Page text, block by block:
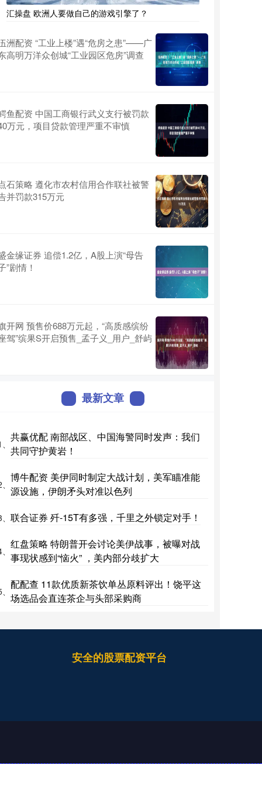
汇操盘 欧洲人要做自己的游戏引擎了？
洲配资 ​“工业上楼”遇“危房之患”——广
高明万洋众创城“工业园区危房”调查
鱼配资 中国工商银行武义支行被罚款
万元，项目贷款管理严重不审慎
石策略 遵化市农村信用合作联社被警
并罚款315万元
金缘证券 追偿1.2亿，A股上演“母告
”剧情！
开网 预售价688万元起，“高质感缤纷
驾”缤果S开启预售_孟子义_用户_舒屿
最新文章
共赢优配 南部战区、中国海警同时发声：我们
共同守护黄岩！
博牛配资 美伊同时制定大战计划，美军瞄准能
源设施，伊朗矛头对准以色列
联合证券 歼-15T有多强，千里之外锁定对手！
红盘策略 特朗普开会讨论美伊战事，被曝对战
事现状感到“恼火” ，美内部分歧扩大
配配查 11款优质新茶饮单丛原料评出！饶平这
场选品会直连茶企与头部采购商
安全的股票配资平台